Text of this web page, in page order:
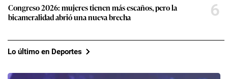
Congreso 2026: mujeres tienen más escaños, pero la
bicameralidad abrió una nueva brecha
6
Lo último en Deportes